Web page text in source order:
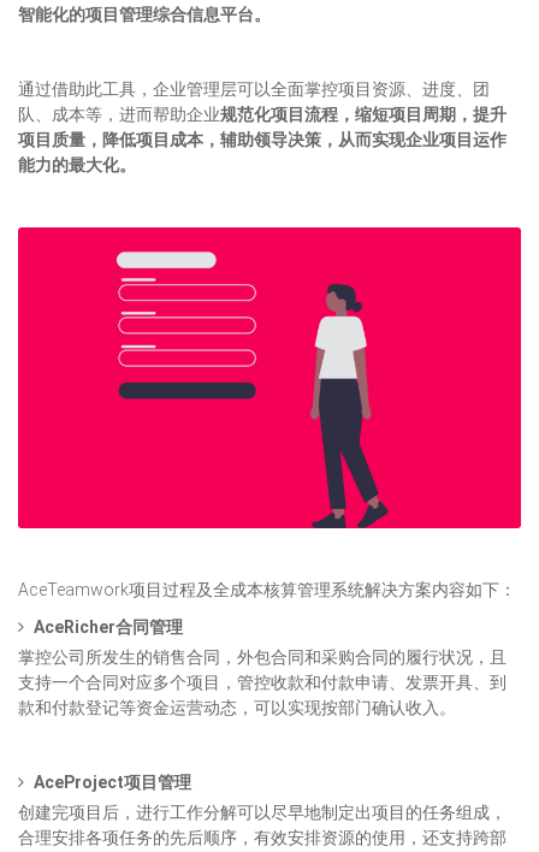
智能化的项目管理综合信息平台。
通过借助此工具，企业管理层可以全面掌控项目资源、进度、团
队、成本等，进而帮助企业规范化项目流程，缩短项目周期，提升
项目质量，降低项目成本，辅助领导决策，从而实现企业项目运作
能力的最大化。
AceTeamwork项目过程及全成本核算管理系统解决方案内容如下：
AceRicher合同管理
掌控公司所发生的销售合同，外包合同和采购合同的履行状况，且
支持一个合同对应多个项目，管控收款和付款申请、发票开具、到
款和付款登记等资金运营动态，可以实现按部门确认收入。
AceProject项目管理
创建完项目后，进行工作分解可以尽早地制定出项目的任务组成，
合理安排各项任务的先后顺序，有效安排资源的使用，还支持跨部